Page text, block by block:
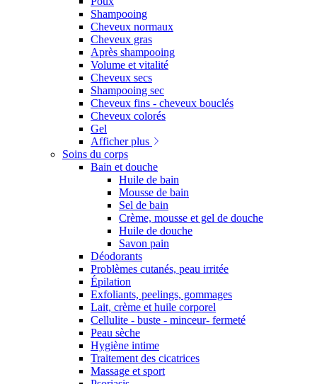
Shampooing
Cheveux normaux
Cheveux gras
Après shampooing
Volume et vitalité
Cheveux secs
Shampooing sec
Cheveux fins - cheveux bouclés
Cheveux colorés
Gel
Afficher plus
Soins du corps
Bain et douche
Huile de bain
Mousse de bain
Sel de bain
Crème, mousse et gel de douche
Huile de douche
Savon pain
Déodorants
Problèmes cutanés, peau irritée
Épilation
Exfoliants, peelings, gommages
Lait, crème et huile corporel
Cellulite - buste - minceur- fermeté
Peau sèche
Hygiène intime
Traitement des cicatrices
Massage et sport